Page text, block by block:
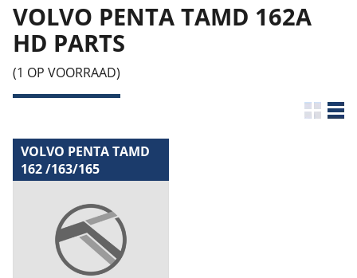
VOLVO PENTA TAMD 162A
HD PARTS
(1 OP VOORRAAD)
VOLVO PENTA TAMD
162 /163/165
(CRANKSHAFT 863792
/ 3807244) -
Reserveonderdeel